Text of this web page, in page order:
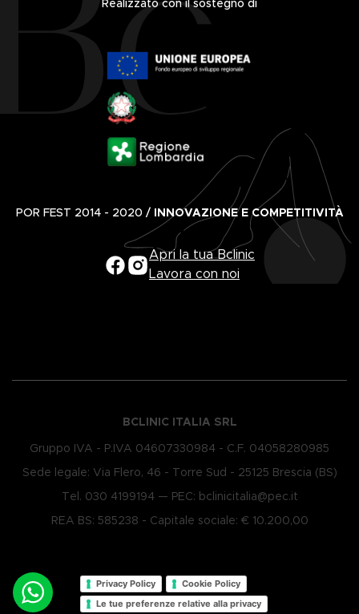
Realizzato con il sostegno di
POR FEST 2014 - 2020 / INNOVAZIONE E COMPETITIVITÀ
Apri la tua Bclinic
Lavora con noi
BCLINIC ITALIA SRL
Gruppo IVA - P.IVA 0​4607330984 - C.F. 0​4058280985
Sede legale: Via Flero, 46 - Torre Sud - 25125 Brescia (BS)
Tel. 030 4199194 — PEC: bclinicitalia@pec.it
REA BS: 585238 - Capitale sociale: € 10.200,00
Privacy Policy
Cookie Policy
Le tue preferenze relative alla privacy